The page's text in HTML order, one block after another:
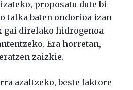
proposatu dute bi
talka baten ondorioa izan
gai direlako hidrogenoa
Era horretan,
zaizkie.
azaltzeko, beste faktore